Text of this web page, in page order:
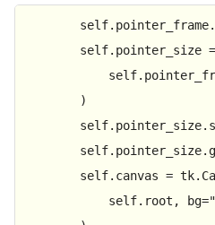
            relief=tk.RIDGE,
self.pointer_size
        )
        self.pointer_size.
self.canvas =
            self.root, bg=